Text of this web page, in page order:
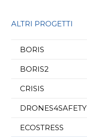
ALTRI PROGETTI
BORIS
BORIS2
CRISIS
DRONES4SAFETY
ECOSTRESS